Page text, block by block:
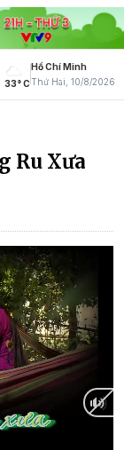
33° C
Hồ Chí Minh
Thứ Hai, 10/8/2026
Ru Xưa